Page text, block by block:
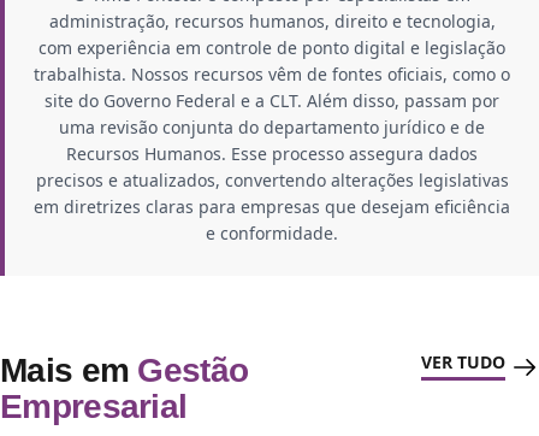
administração, recursos humanos, direito e tecnologia,
com experiência em controle de ponto digital e legislação
trabalhista. Nossos recursos vêm de fontes oficiais, como o
site do Governo Federal e a CLT. Além disso, passam por
uma revisão conjunta do departamento jurídico e de
Recursos Humanos. Esse processo assegura dados
precisos e atualizados, convertendo alterações legislativas
em diretrizes claras para empresas que desejam eficiência
e conformidade.
Mais em Gestão
Empresarial
VER TUDO